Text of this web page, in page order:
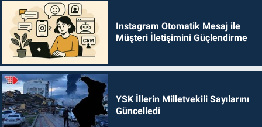
Instagram Otomatik Mesaj ile
Müşteri İletişimini Güçlendirme
YSK İllerin Milletvekili Sayılarını
Güncelledi